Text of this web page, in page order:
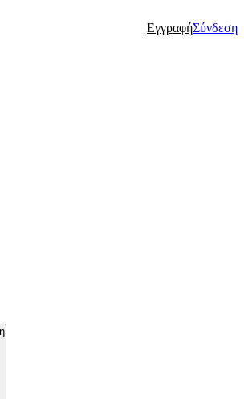
ΕγγραφήΣύνδεση